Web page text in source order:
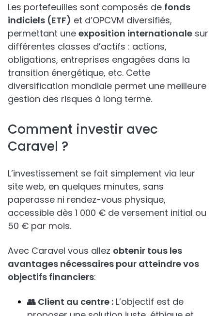
Les portefeuilles sont composés de fonds
indiciels (ETF) et d’OPCVM diversifiés,
permettant une exposition internationale sur
différentes classes d’actifs : actions,
obligations, entreprises engagées dans la
transition énergétique, etc. Cette
diversification mondiale permet une meilleure
gestion des risques à long terme.
Comment investir avec
Caravel ?
L’investissement se fait simplement via leur
site web, en quelques minutes, sans
paperasse ni rendez-vous physique,
accessible dès 1 000 € de versement initial ou
50 € par mois.
Avec Caravel vous allez obtenir tous les
avantages nécessaires pour atteindre vos
objectifs financiers:
👥 Client au centre : L’objectif est de